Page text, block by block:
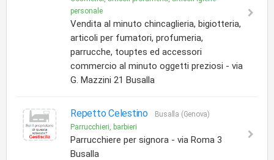
personale
Vendita al minuto chincaglieria, bigiotteria,
articoli per fumatori, profumeria,
parrucche, touptes ed accessori
commercio al minuto oggetti preziosi - via
G. Mazzini 21 Busalla
Repetto Celestino
Busalla (Genova)
Parrucchieri, barbieri
Parrucchiere per signora - via Roma 3
Busalla